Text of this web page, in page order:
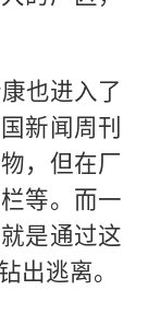
也进入了
新闻周刊
，但在厂
等。而一
是通过这
出逃离。